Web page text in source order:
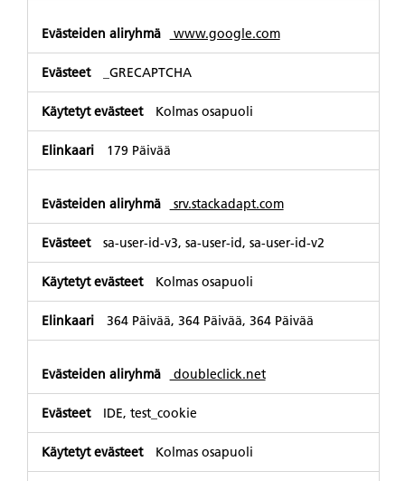
www.google.com
_GRECAPTCHA
Kolmas osapuoli
179 Päivää
srv.stackadapt.com
sa-user-id-v3, sa-user-id, sa-user-id-v2
Kolmas osapuoli
364 Päivää, 364 Päivää, 364 Päivää
doubleclick.net
IDE, test_cookie
Kolmas osapuoli